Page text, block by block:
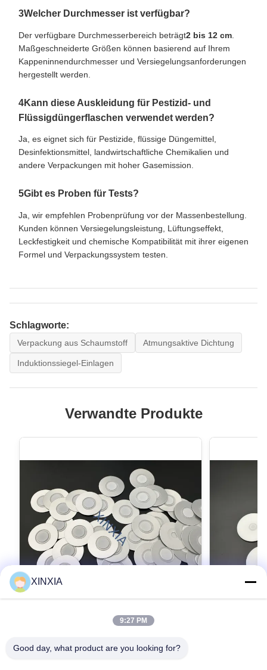
3Welcher Durchmesser ist verfügbar?
Der verfügbare Durchmesserbereich beträgt2 bis 12 cm
Maßgeschneiderte Größen können basierend auf Ihrem
Kappeninnendurchmesser und Versiegelungsanforderungen
hergestellt werden.
4Kann diese Auskleidung für Pestizid- und
Flüssigdüngerflaschen verwendet werden?
Ja, es eignet sich für Pestizide, flüssige Düngemittel,
Desinfektionsmittel, landwirtschaftliche Chemikalien und
andere Verpackungen mit hoher Gasemission.
5Gibt es Proben für Tests?
Ja, wir empfehlen Probenprüfung vor der Massenbestellung.
Kunden können Versiegelungsleistung, Lüftungseffekt,
Leckfestigkeit und chemische Kompatibilität mit ihrer eigenen
Formel und Verpackungssystem testen.
Schlagworte:
Verpackung aus Schaumstoff Atmungsaktive Dichtung
Induktionssiegel-Einlagen
Verwandte Produkte
Lecksicherung Aluminiumfolie
XINXIA
9:27 PM
Good day, what product are you looking for?